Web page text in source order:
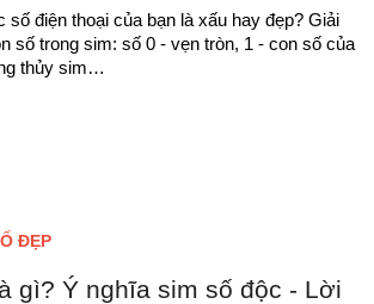
số điện thoại của bạn là xấu hay đẹp? Giải
số trong sim: số 0 - vẹn tròn, 1 - con số của
thủy sim…
ĐẸP
gì? Ý nghĩa sim số độc - Lời